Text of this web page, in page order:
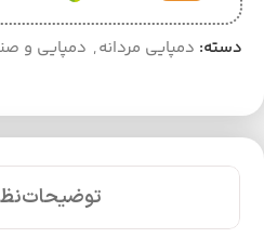
دسته: دمپایی مردانه, دمپایی و
توضیحات